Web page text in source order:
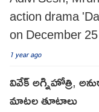
action drama
on December 25
1 year ago
వివేక్ అగ్నిహోత్రి,
మాటల తూటాలు